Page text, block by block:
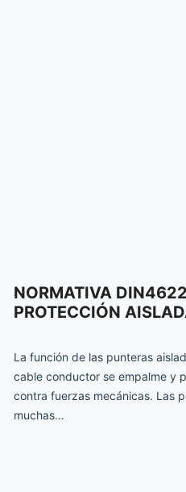
NORMATIVA
PROTECCIÓN
La función de las punteras
cable conductor se empalme y
contra fuerzas mecánicas. Las
muchas…